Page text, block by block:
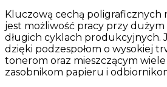
Kluczową cechą poligraficznych
jest możliwość pracy przy
długich cyklach produkcyjnych.
dzięki podzespołom o wysokiej
tonerom oraz mieszczącym
zasobnikom papieru i